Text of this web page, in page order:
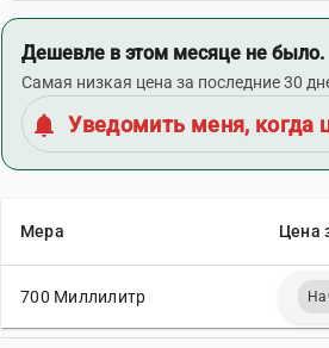
Дешевле в этом месяце не было.
Самая низкая цена за последние 30
notifications Уведомить меня, когда
Мера Цена
700 Миллилитр